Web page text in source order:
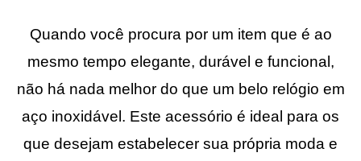
Quando você procura por um item que é ao
mesmo tempo elegante, durável e funcional,
não há nada melhor do que um belo relógio em
aço inoxidável. Este acessório é ideal para os
que desejam estabelecer sua própria moda e